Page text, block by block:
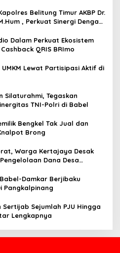
Belitung Timur AKBP Dr.
, Perkuat Sinergi Dengan
Dalam Perkuat Ekosistem
QRIS BRImo
UMKM Lewat Partisipasi Aktif di
Silaturahmi, Tegaskan
TNI-Polri di Babel
Bengkel Tak Jual dan
Brong
Warga Kertajaya Desak
Dana Desa
Damkar Berjibaku
Pangkalpinang
Sejumlah PJU Hingga
Lengkapnya